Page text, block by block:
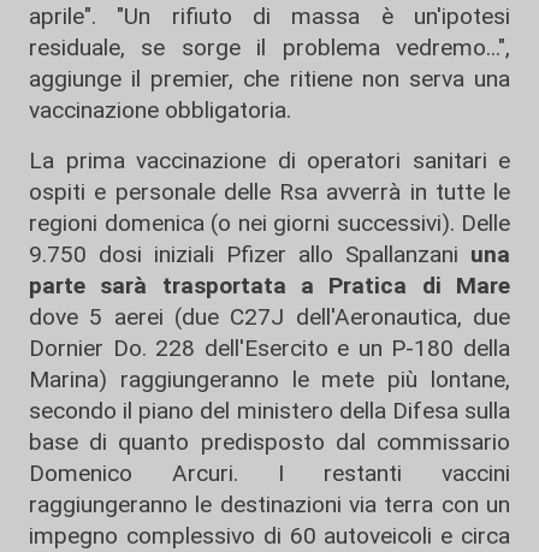
aprile". "Un rifiuto di massa è un'ipotesi
residuale, se sorge il problema vedremo...",
aggiunge il premier, che ritiene non serva una
vaccinazione obbligatoria.
La prima vaccinazione di operatori sanitari e
ospiti e personale delle Rsa avverrà in tutte le
regioni domenica (o nei giorni successivi). Delle
9.750 dosi iniziali Pfizer allo Spallanzani una
parte sarà trasportata a Pratica di Mare
dove 5 aerei (due C27J dell'Aeronautica, due
Dornier Do. 228 dell'Esercito e un P-180 della
Marina) raggiungeranno le mete più lontane,
secondo il piano del ministero della Difesa sulla
base di quanto predisposto dal commissario
Domenico Arcuri. I restanti vaccini
raggiungeranno le destinazioni via terra con un
impegno complessivo di 60 autoveicoli e circa